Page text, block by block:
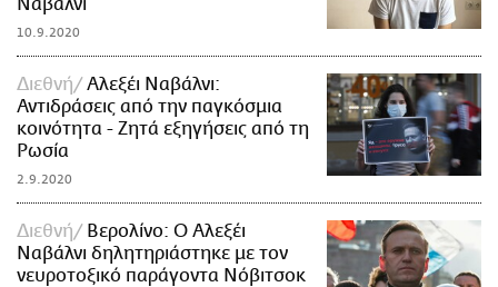
10.9.2020
Διεθνή
Αλεξέι Ναβάλνι:
Αντιδράσεις από την παγκόσμια
κοινότητα - Ζητά εξηγήσεις από τη
Ρωσία
2.9.2020
Διεθνή
Βερολίνο: Ο Αλεξέι
Ναβάλνι δηλητηριάστηκε με τον
νευροτοξικό παράγοντα Νόβιτσοκ